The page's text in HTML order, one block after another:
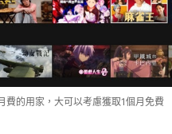
費的用家，大可以考慮獲取1個月免費